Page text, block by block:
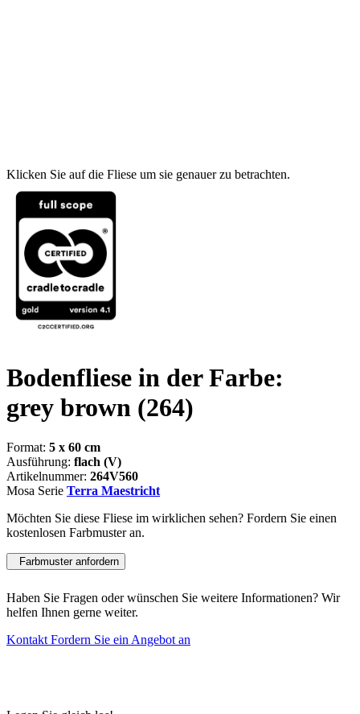
Klicken Sie auf die Fliese um sie genauer zu betrachten.
Bodenfliese in der Farbe:
grey brown (264)
Format: 5 x 60 cm
Ausführung: flach (V)
Artikelnummer: 264V560
Mosa Serie Terra Maestricht
Möchten Sie diese Fliese im wirklichen sehen? Fordern Sie einen
kostenlosen Farbmuster an.
Farbmuster anfordern
Haben Sie Fragen oder wünschen Sie weitere Informationen? Wir
helfen Ihnen gerne weiter.
Kontakt Fordern Sie ein Angebot an